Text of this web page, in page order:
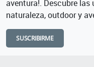
aventura!. Descubre
naturaleza, outdoor y
SUSCRIBIRME